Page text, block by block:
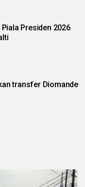
Presiden 2026
transfer Diomande